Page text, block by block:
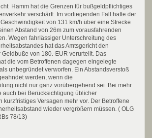
Hamm hat die Grenzen für bußgeldpflichtiges
verschärft. Im vorliegenden Fall hatte der
von 131 km/h über eine Strecke
Abstand von 26m zum vorausfahrenden
Wegen fahrlässiger Unterschreitung des
hat das Amtsgericht den
Geldbuße von 180.-EUR verurteilt. Das
die vom Betroffenen dagegen eingelegte
unbegründet verworfen. Ein Abstandsverstoß
werden, wenn die
nicht nur ganz vorübergehend sei. Bei mehr
auch bei Berücksichtigung üblicher
kurzfristiges Versagen mehr vor. Der Betroffene
wieder vergrößern müssen. ( OLG
78/13)